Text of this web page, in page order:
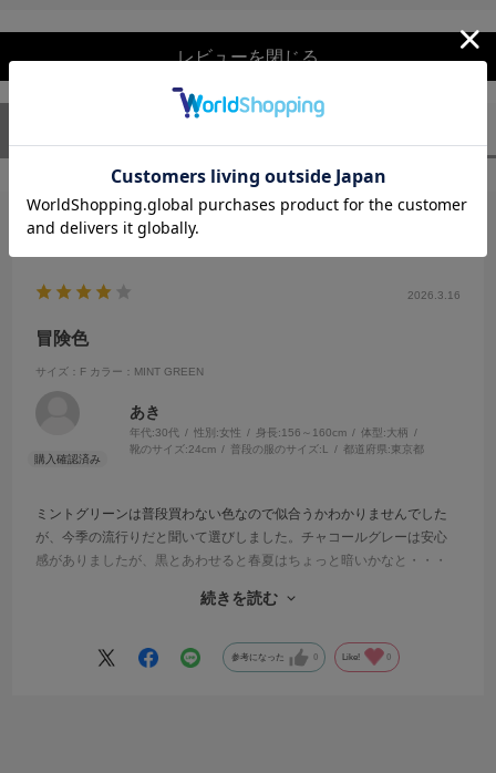
レビューを閉じる
絞り込み
2026.3.16
冒険色
サイズ：F カラー：MINT GREEN
あき
年代:30代 性別:女性 身長:156～160cm 体型:大柄
靴のサイズ:24cm 普段の服のサイズ:L 都道府県:東京都
ミントグリーンは普段買わない色なので似合うかわかりませんでした
が、今季の流行りだと聞いて選びしました。チャコールグレーは安心
感がありましたが、黒とあわせると春夏はちょっと暗いかなと・・・
らなかったです。
通気性がよさそうなので、暑い時期の羽織ものとして期待してます。
続きを読む
参考になった 0 Like! 0